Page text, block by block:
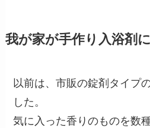
我が家が手作り入浴剤
以前は、市販の錠剤タイプ
した。
気に入った香りのものを数